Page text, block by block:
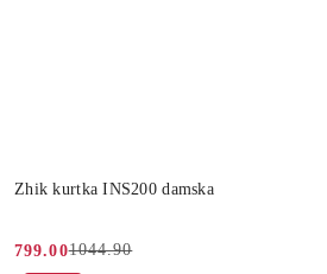
Zhik kurtka INS200 damska
Cena
799.00
Cena
1044.90